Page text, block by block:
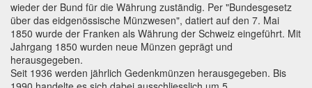
wieder der Bund für die Währung zuständig. Per "Bundesgesetz
über das eidgenössische Münzwesen", datiert auf den 7. Mai
1850 wurde der Franken als Währung der Schweiz eingeführt. Mit
Jahrgang 1850 wurden neue Münzen geprägt und
herausgegeben.
Seit 1936 werden jährlich Gedenkmünzen herausgegeben. Bis